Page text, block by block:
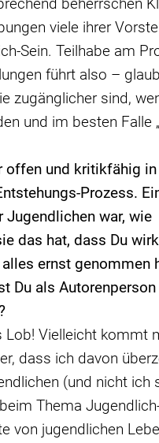
viele ihrer
Sein. Teilhabe am
führt also –
zugänglicher sind,
und im besten Falle
offen und kritikfähig
Prozess.
Jugendlichen war, wie
das hat, dass Du
ernst genommen
Du als
Lob! Vielleicht kommt
dass ich davon
(und nicht ich
Thema
von jugendlichen